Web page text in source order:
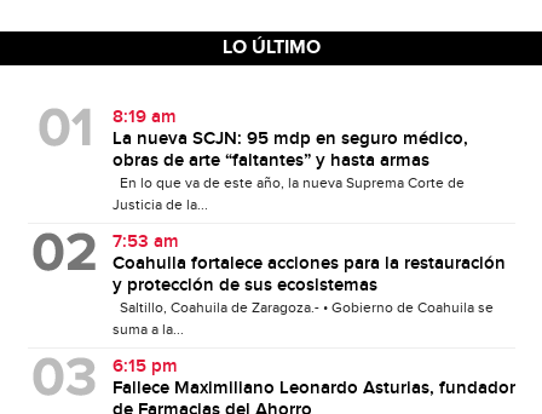
LO ÚLTIMO
8:19 am
La nueva SCJN: 95 mdp en seguro médico,
obras de arte “faltantes” y hasta armas
En lo que va de este año, la nueva Suprema Corte de
Justicia de la...
7:53 am
Coahuila fortalece acciones para la restauración
y protección de sus ecosistemas
Saltillo, Coahuila de Zaragoza.- • Gobierno de Coahuila se
suma a la...
6:15 pm
Fallece Maximiliano Leonardo Asturias, fundador